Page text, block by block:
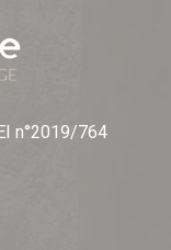
n°2019/764